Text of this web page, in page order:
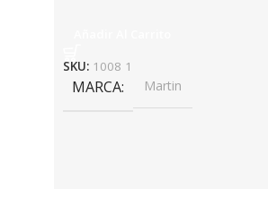
SKU: 1008 1
MARCA Martin